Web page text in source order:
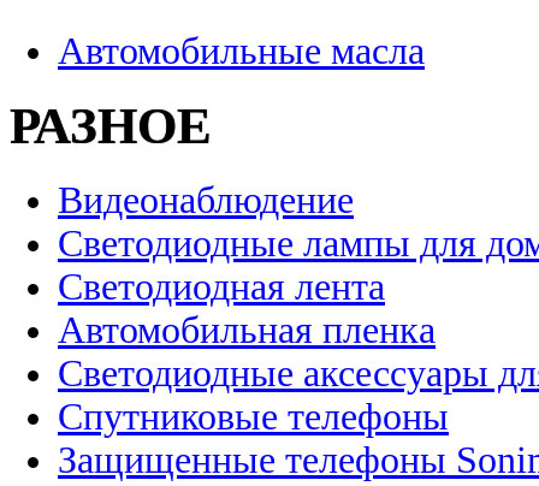
Автомобильные масла
РАЗНОЕ
Видеонаблюдение
Светодиодные лампы для
Светодиодная лента
Автомобильная пленка
Светодиодные аксессуары
Спутниковые телефоны
Защищенные телефоны